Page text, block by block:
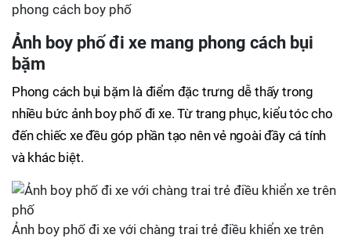
phong cách boy phố
Ảnh boy phố đi xe mang phong cách bụi
bặm
Phong cách bụi bặm là điểm đặc trưng dễ thấy trong
nhiều bức ảnh boy phố đi xe. Từ trang phục, kiểu tóc cho
đến chiếc xe đều góp phần tạo nên vẻ ngoài đầy cá tính
và khác biệt.
Ảnh boy phố đi xe với chàng trai trẻ điều khiển xe trên